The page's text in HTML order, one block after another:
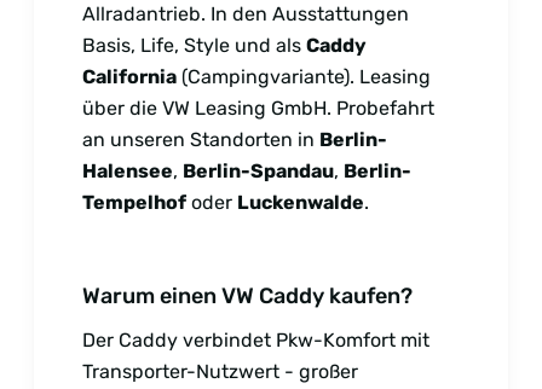
Allradantrieb. In den Ausstattungen
Basis, Life, Style und als Caddy
California (Campingvariante). Leasing
über die VW Leasing GmbH. Probefahrt
an unseren Standorten in Berlin-
Halensee, Berlin-Spandau, Berlin-
Tempelhof oder Luckenwalde.
Warum einen VW Caddy kaufen?
Der Caddy verbindet Pkw-Komfort mit
Transporter-Nutzwert - großer